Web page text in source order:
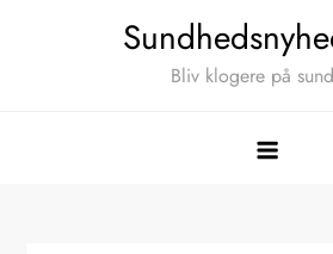
Bliv klogere på